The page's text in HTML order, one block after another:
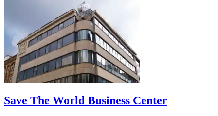
Save The World Business Center